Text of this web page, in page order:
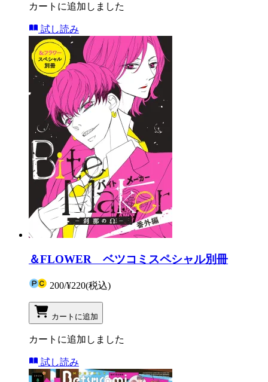
カートに追加しました
試し読み
＆FLOWER ベツコミスペシャル別冊
200/¥220(税込)
カートに追加
カートに追加しました
試し読み